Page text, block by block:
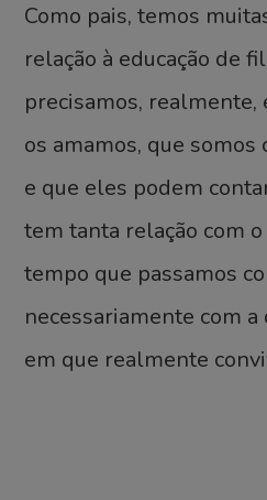
Como pais, temos
relação à educação de
precisamos, realmente,
os amamos, que somos
e que eles podem
tem tanta relação com
tempo que passamos
necessariamente com
em que realmente